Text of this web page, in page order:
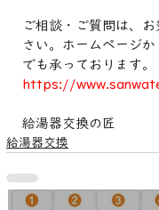
ご相談・ご質問は、
さい。ホームページ
でも承っております。
https://
給湯器交換の匠
給湯器交換